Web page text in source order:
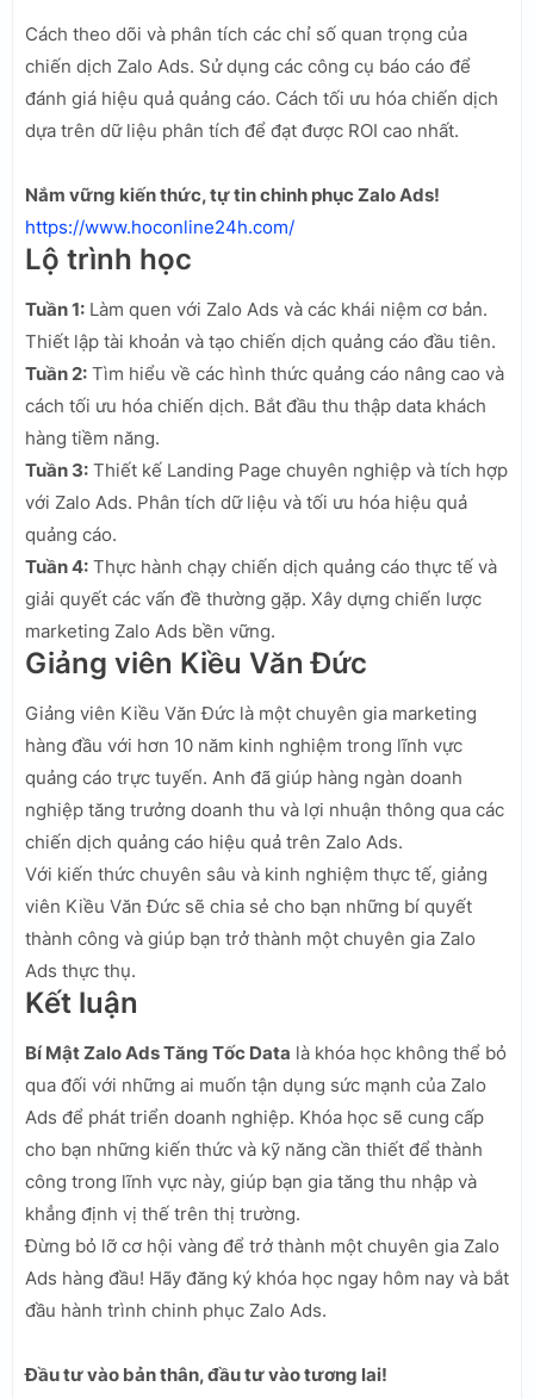
Cách theo dõi và phân tích các chỉ số quan trọng của
chiến dịch Zalo Ads. Sử dụng các công cụ báo cáo để
đánh giá hiệu quả quảng cáo. Cách tối ưu hóa chiến dịch
dựa trên dữ liệu phân tích để đạt được ROI cao nhất.
Nắm vững kiến thức, tự tin chinh phục Zalo Ads!
https://www.hoconline24h.com/
Lộ trình học
Tuần 1: Làm quen với Zalo Ads và các khái niệm cơ bản.
Thiết lập tài khoản và tạo chiến dịch quảng cáo đầu tiên.
Tuần 2: Tìm hiểu về các hình thức quảng cáo nâng cao và
cách tối ưu hóa chiến dịch. Bắt đầu thu thập data khách
hàng tiềm năng.
Tuần 3: Thiết kế Landing Page chuyên nghiệp và tích hợp
với Zalo Ads. Phân tích dữ liệu và tối ưu hóa hiệu quả
quảng cáo.
Tuần 4: Thực hành chạy chiến dịch quảng cáo thực tế và
giải quyết các vấn đề thường gặp. Xây dựng chiến lược
marketing Zalo Ads bền vững.
Giảng viên Kiều Văn Đức
Giảng viên Kiều Văn Đức là một chuyên gia marketing
hàng đầu với hơn 10 năm kinh nghiệm trong lĩnh vực
quảng cáo trực tuyến. Anh đã giúp hàng ngàn doanh
nghiệp tăng trưởng doanh thu và lợi nhuận thông qua các
chiến dịch quảng cáo hiệu quả trên Zalo Ads.
Với kiến thức chuyên sâu và kinh nghiệm thực tế, giảng
viên Kiều Văn Đức sẽ chia sẻ cho bạn những bí quyết
thành công và giúp bạn trở thành một chuyên gia Zalo
Ads thực thụ.
Kết luận
Bí Mật Zalo Ads Tăng Tốc Data là khóa học không thể bỏ
qua đối với những ai muốn tận dụng sức mạnh của Zalo
Ads để phát triển doanh nghiệp. Khóa học sẽ cung cấp
cho bạn những kiến thức và kỹ năng cần thiết để thành
công trong lĩnh vực này, giúp bạn gia tăng thu nhập và
khẳng định vị thế trên thị trường.
Đừng bỏ lỡ cơ hội vàng để trở thành một chuyên gia Zalo
Ads hàng đầu! Hãy đăng ký khóa học ngay hôm nay và bắt
đầu hành trình chinh phục Zalo Ads.
Đầu tư vào bản thân, đầu tư vào tương lai!